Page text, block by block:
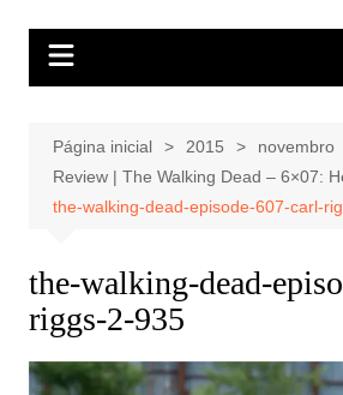
Página inicial 2015
novembro
Review | The Walking Dead – 6×07:
the-walking-dead-episode-607-carl-
the-walking-dead-
riggs-2-935